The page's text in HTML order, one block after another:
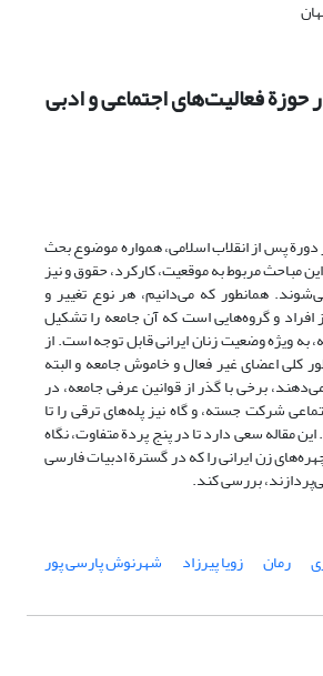
حوزة فعالیت‌های اجتماعی و ادبی
دورة پس از انقلاب اسلامی، همواره موضوع بحث
مباحث مربوط به موقعیت، کارکرد، حقوق و نیز
همانطور که می‌دانیم، هر نوع تغییر و
افراد و گروه‌هایی‌ است که آن جامعه را تشکیل
به ویژه وضعیت زنان ایرانی قابل توجه است. از
کلی اعضای غیر فعال و خاموش جامعه و البته
برخی با گذر از قوانین عرفی جامعه، در
شرکت جسته، و گاه نیز پله‌های ترقی را تا
مقاله سعی دارد تا در پنج پردة متفاوت، نگاه
زن ایرانی را که در گسترة ادبیات فارسی
بررسی کند.
رمان زویا پیر‌زاد شهرنوش پارسی پور